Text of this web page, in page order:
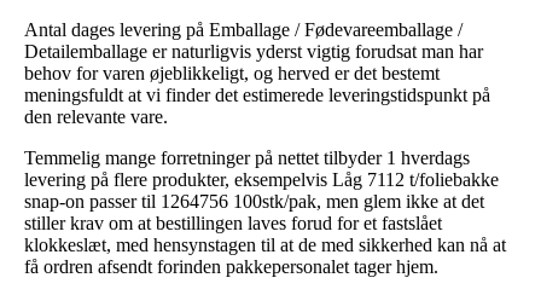
Antal dages levering på Emballage / Fødevareemballage /
Detailemballage er naturligvis yderst vigtig forudsat man har
behov for varen øjeblikkeligt, og herved er det bestemt
meningsfuldt at vi finder det estimerede leveringstidspunkt på
den relevante vare.
Temmelig mange forretninger på nettet tilbyder 1 hverdags
levering på flere produkter, eksempelvis Låg 7112 t/foliebakke
snap-on passer til 1264756 100stk/pak, men glem ikke at det
stiller krav om at bestillingen laves forud for et fastslået
klokkeslæt, med hensynstagen til at de med sikkerhed kan nå at
få ordren afsendt forinden pakkepersonalet tager hjem.